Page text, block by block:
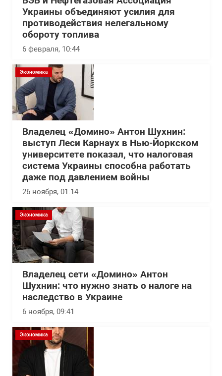
Украины объединяют усилия для
противодействия нелегальному
обороту топлива
6 февраля, 10:44
Экономика
Владелец «Домино» Антон Шухнин:
выступ Леси Карнаух в Нью-Йоркском
университете показал, что налоговая
система Украины способна работать
даже под давлением войны
26 ноября, 01:14
Экономика
Владелец сети «Домино» Антон
Шухнин: что нужно знать о налоге на
наследство в Украине
6 ноября, 09:41
Экономика